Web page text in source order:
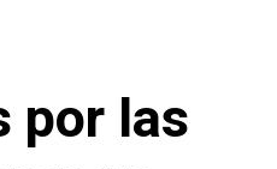
por las